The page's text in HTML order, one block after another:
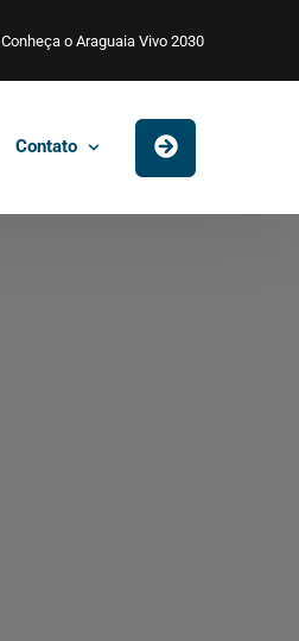
Conheça o Araguaia Vivo 2030
Contato